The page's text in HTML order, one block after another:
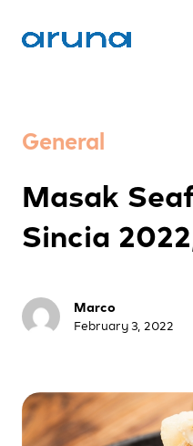
General
Masak
Sincia
Marco
February 3, 2022